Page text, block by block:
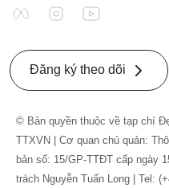
Đăng ký theo dõi
© Bản quyền thuộc về tạp chí
TTXVN | Cơ quan chủ quản:
bản số: 15/GP-TTĐT cấp ngày
trách Nguyễn Tuấn Long | Tel: